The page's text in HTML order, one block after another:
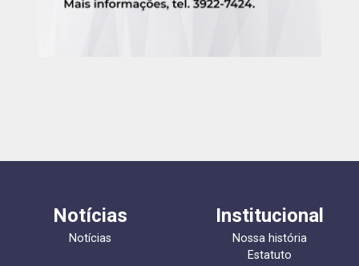
Notícias
Notícias
Institucional
Nossa história
Estatuto